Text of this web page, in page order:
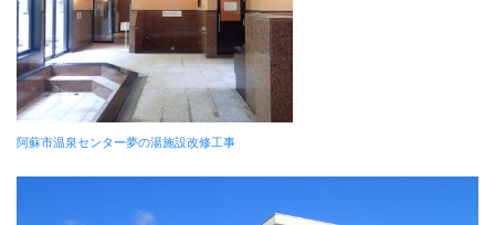
阿蘇市温泉センター夢の湯施設改修工事